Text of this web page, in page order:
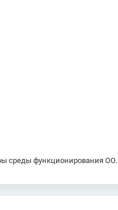
среды функционирования ОО.